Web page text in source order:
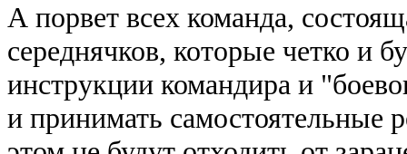
А порвет всех команда,
середнячков, которые четко и
инструкции командира и
и принимать самостоятельные